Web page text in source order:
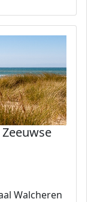
Walcheren